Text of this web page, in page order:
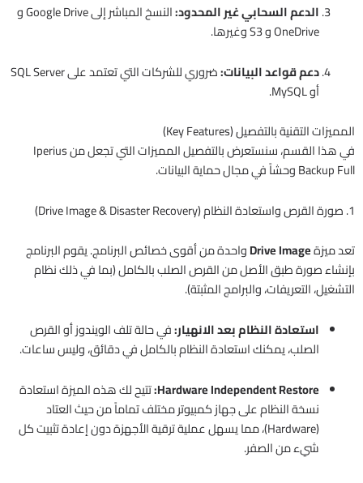
الدعم السحابي غير المحدود:
النسخ المباشر إلى Google Drive و
OneDrive و S3 وغيرها.
دعم قواعد البيانات:
ضروري للشركات التي تعتمد على SQL Server
أو MySQL.
المميزات التقنية بالتفصيل (Key Features)
في هذا القسم، سنستعرض بالتفصيل المميزات التي تجعل من Iperius
Backup Full وحشاً في مجال حماية البيانات.
1. صورة القرص واستعادة النظام (Drive Image & Disaster Recovery)
تعد ميزةDrive Imageواحدة من أقوى خصائص البرنامج. يقوم البرنامج
بإنشاء صورة طبق الأصل من القرص الصلب بالكامل (بما في ذلك نظام
التشغيل، التعريفات، والبرامج المثبتة).
استعادة النظام بعد الانهيار:في حالة تلف الويندوز أو القرص
الصلب، يمكنك استعادة النظام بالكامل في دقائق، وليس ساعات.
Hardware Independent Restore:تتيح لك هذه الميزة استعادة
نسخة النظام على جهاز كمبيوتر مختلف تماماً من حيث العتاد
(Hardware)، مما يسهل عملية ترقية الأجهزة دون إعادة تثبيت كل
شيء من الصفر.